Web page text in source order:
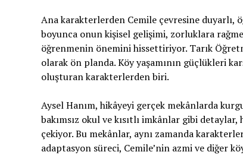
Ana karakterlerden Cemile çevresine duyarlı,
boyunca onun kişisel gelişimi, zorluklara
öğrenmenin önemini hissettiriyor. Tarık
olarak ön planda. Köy yaşamının güçlükleri
oluşturan karakterlerden biri.
Aysel Hanım, hikâyeyi gerçek mekânlarda
bakımsız okul ve kısıtlı imkânlar gibi
çekiyor. Bu mekânlar, aynı zamanda
adaptasyon süreci, Cemile’nin azmi ve diğer